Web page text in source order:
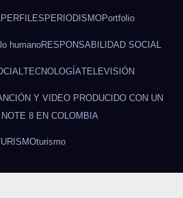
PERFILES PERIODISMOPortfolio
humanoRESPONSABILIDAD SOCIAL
TECNOLOGÍATELEVISIÓN
Y VIDEO PRODUCIDO CON UN
8 EN COLOMBIA
turismo